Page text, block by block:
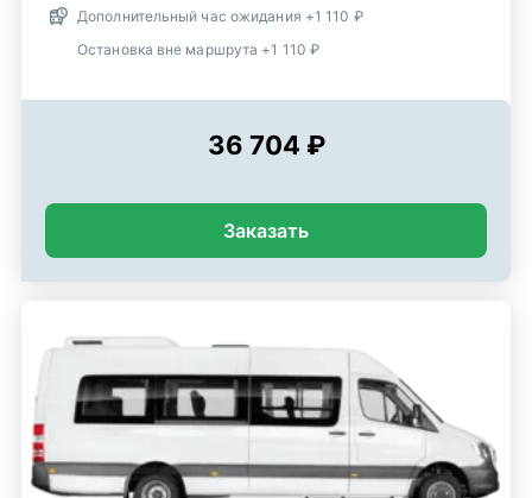
Дополнительный час ожидания +1 110 ₽
Остановка вне маршрута +1 110 ₽
36 704 ₽
Заказать